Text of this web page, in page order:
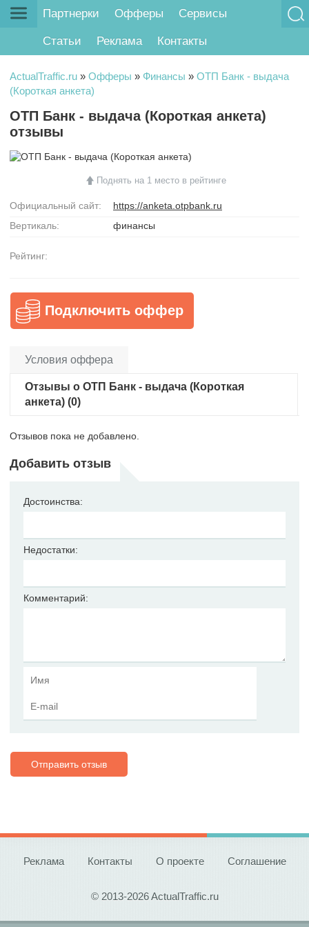
Партнерки Офферы Сервисы
Статьи Реклама Контакты
ActualTraffic.ru » Офферы » Финансы » ОТП Банк - выдача
(Короткая анкета)
ОТП Банк - выдача (Короткая анкета)
отзывы
Поднять на 1 место в рейтинге
Официальный сайт:
https://anketa.otpbank.ru
Вертикаль:
финансы
Рейтинг:
Подключить оффер
Условия оффера
Отзывы о ОТП Банк - выдача (Короткая
анкета) (0)
Отзывов пока не добавлено.
Добавить отзыв
Достоинства:
Недостатки:
Комментарий:
Отправить отзыв
Реклама Контакты О проекте Соглашение
© 2013-2026 ActualTraffic.ru